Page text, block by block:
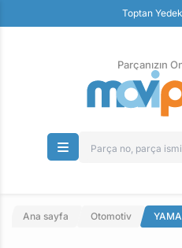
Toptan
Parçanızın
Ana sayfa Otomotiv